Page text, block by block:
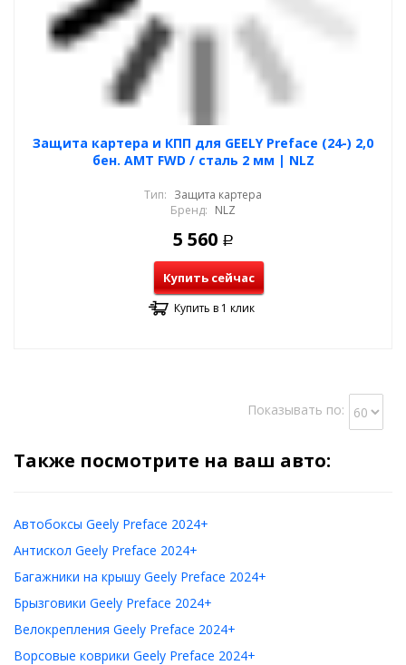
Защита картера и КПП для GEELY Preface (24-) 2,0
бен. AMT FWD / сталь 2 мм | NLZ
Тип: Защита картера
Бренд: NLZ
5 560 Р
Купить сейчас
Купить в 1 клик
Показывать по:
Также посмотрите на ваш авто:
Автобоксы Geely Preface 2024+
Антискол Geely Preface 2024+
Багажники на крышу Geely Preface 2024+
Брызговики Geely Preface 2024+
Велокрепления Geely Preface 2024+
Ворсовые коврики Geely Preface 2024+